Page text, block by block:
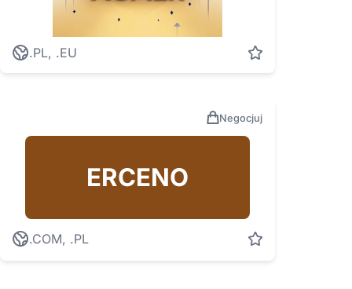
.PL, .EU
Negocjuj
ERCENO
.COM, .PL